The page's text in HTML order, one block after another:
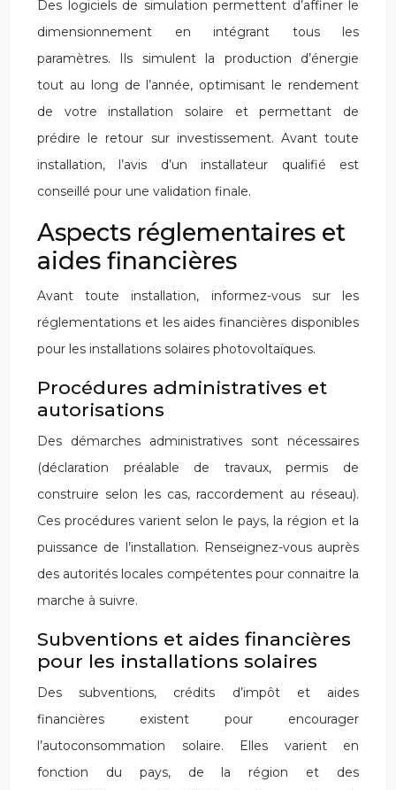
Des logiciels de simulation permettent d’affiner le
dimensionnement en intégrant tous les
paramètres. Ils simulent la production d’énergie
tout au long de l’année, optimisant le rendement
de votre installation solaire et permettant de
prédire le retour sur investissement. Avant toute
installation, l’avis d’un installateur qualifié est
conseillé pour une validation finale.
Aspects réglementaires et
aides financières
Avant toute installation, informez-vous sur les
réglementations et les aides financières disponibles
pour les installations solaires photovoltaïques.
Procédures administratives et
autorisations
Des démarches administratives sont nécessaires
(déclaration préalable de travaux, permis de
construire selon les cas, raccordement au réseau).
Ces procédures varient selon le pays, la région et la
puissance de l’installation. Renseignez-vous auprès
des autorités locales compétentes pour connaitre la
marche à suivre.
Subventions et aides financières
pour les installations solaires
Des subventions, crédits d’impôt et aides
financières existent pour encourager
l’autoconsommation solaire. Elles varient en
fonction du pays, de la région et des